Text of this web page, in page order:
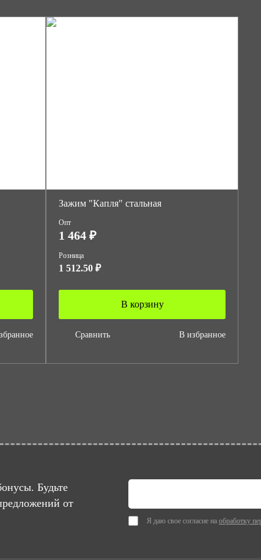
Зажим "Капля" стальная
Опт
1 464 ₽
Розница
1 512.50 ₽
В корзину
Сравнить В избранное
Будьте
от
Я даю свое согласие на обработку